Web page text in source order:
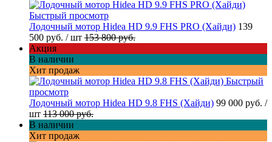
Быстрый просмотр
Лодочный мотор Hidea HD 9.9 FHS PRO (Хайди) 139
500 руб. / шт 153 800 руб.
Акция
В наличии
Хит продаж
Быстрый
просмотр
Лодочный мотор Hidea HD 9.8 FHS (Хайди) 99 000 руб. /
шт 113 000 руб.
В наличии
Хит продаж